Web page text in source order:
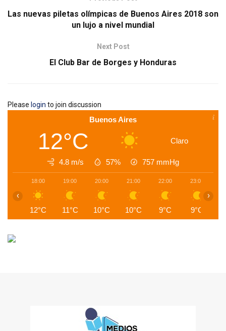
Las nuevas piletas olímpicas de Buenos Aires 2018 son
un lujo a nivel mundial
Next Post
El Club Bar de Borges y Honduras
Please login to join discussion
Buenos Aires
12°C Claro
4.8 m/s 57% 757 mmHg
18:00
12°C
19:00
11°C
20:00
10°C
21:00
10°C
22:00
9°C
23:00
9°C
‹ ›